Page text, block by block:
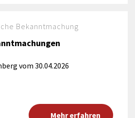
Bekanntmachung
vom 30.04.2026
Mehr erfahren